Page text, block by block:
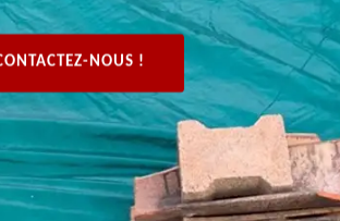
NOUS !